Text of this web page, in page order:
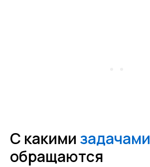
С какими задачами
обращаются